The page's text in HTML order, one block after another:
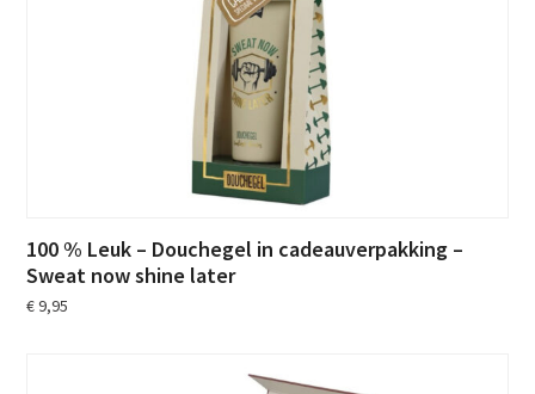
100 % Leuk – Douchegel in cadeauverpakking –
Sweat now shine later
€9,95